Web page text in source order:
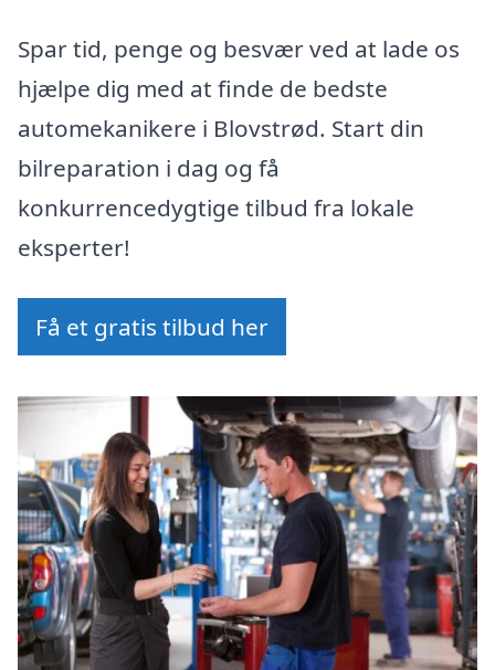
Spar tid, penge og besvær ved at lade os
hjælpe dig med at finde de bedste
automekanikere i Blovstrød. Start din
bilreparation i dag og få
konkurrencedygtige tilbud fra lokale
eksperter!
Få et gratis tilbud her